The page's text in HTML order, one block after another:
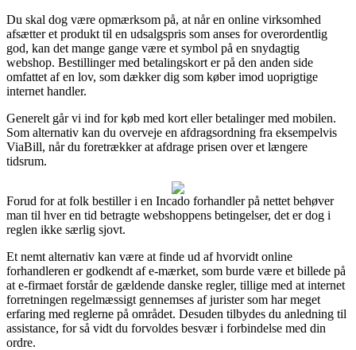
Du skal dog være opmærksom på, at når en online virksomhed
afsætter et produkt til en udsalgspris som anses for overordentlig
god, kan det mange gange være et symbol på en snydagtig
webshop. Bestillinger med betalingskort er på den anden side
omfattet af en lov, som dækker dig som køber imod uoprigtige
internet handler.
Generelt går vi ind for køb med kort eller betalinger med mobilen.
Som alternativ kan du overveje en afdragsordning fra eksempelvis
ViaBill, når du foretrækker at afdrage prisen over et længere
tidsrum.
Forud for at folk bestiller i en Incado forhandler på nettet behøver
man til hver en tid betragte webshoppens betingelser, det er dog i
reglen ikke særlig sjovt.
Et nemt alternativ kan være at finde ud af hvorvidt online
forhandleren er godkendt af e-mærket, som burde være et billede på
at e-firmaet forstår de gældende danske regler, tillige med at internet
forretningen regelmæssigt gennemses af jurister som har meget
erfaring med reglerne på området. Desuden tilbydes du anledning til
assistance, for så vidt du forvoldes besvær i forbindelse med din
ordre.